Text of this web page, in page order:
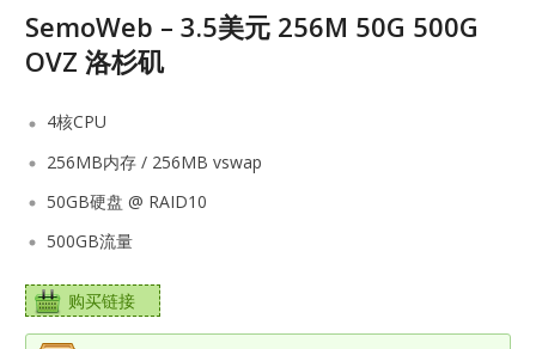
SemoWeb – 3.5美元 256M 50G 500G
OVZ 洛杉矶
4核CPU
256MB内存 / 256MB vswap
50GB硬盘 @ RAID10
500GB流量
购买链接